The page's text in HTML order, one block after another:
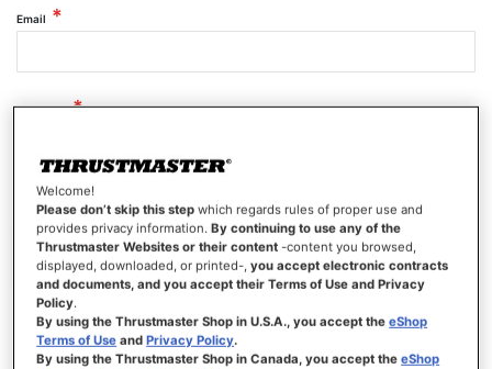
Email
Password
Mostra password
ACCEDI
Hai dimenticato la password?
Welcome!
Please don’t skip this step which regards rules of proper use and
provides privacy information.By continuing to use any of the
Thrustmaster Websites or their content -content you browsed,
displayed, downloaded, or printed-,you accept electronic contracts
and documents, and you accept their Terms of Use and Privacy
Policy.
By using the Thrustmaster Shop in U.S.A., you accept theeShop
Terms of Use andPrivacy Policy.
By using the Thrustmaster Shop in Canada, you accept theeShop